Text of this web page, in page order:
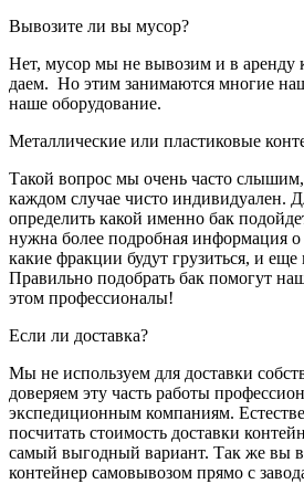
Вывозите ли вы мусор?
Нет, мусор мы не вывозим и в аренду
даем. Но этим занимаются многие
наше оборудование.
Металлические или пластиковые
Такой вопрос мы очень часто
каждом случае чисто индивидуален.
определить какой именно бак
нужна более подробная информация о
какие фракции будут грузиться, и
Правильно подобрать бак помогут
этом профессионалы!
Если ли доставка?
Мы не используем для доставки
доверяем эту часть работы
экспедиционным компаниям.
посчитать стоимость доставки
самый выгодный вариант. Так же вы
контейнер самовывозом прямо с